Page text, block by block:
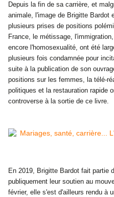
Depuis la fin de sa carrière, et
animale, l'image de Brigitte Bardot
plusieurs prises de positions
France, le métissage,
encore l'homosexualité, ont été
plusieurs fois condamnée pour
suite à la publication de son
positions sur les femmes, la télé-
politiques et la restauration rapide
controverse à la sortie de ce livre.
En 2019, Brigitte Bardot fait partie
publiquement leur soutien au
février, elle s'est d'ailleurs rendu à